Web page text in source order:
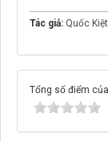
Tác giả: Quốc Kiệt
Tổng số điểm